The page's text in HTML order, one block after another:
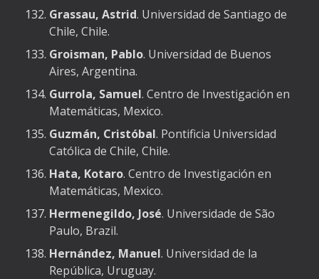
Grassau, Astrid. Universidad de Santiago de
Chile, Chile.
Groisman, Pablo. Universidad de Buenos
Aires, Argentina.
Gurrola, Samuel. Centro de Investigación en
Matemáticas, Mexico.
Guzmán, Cristóbal. Pontificia Universidad
Católica de Chile, Chile.
Hata, Kotaro. Centro de Investigación en
Matemáticas, Mexico.
Hermenegildo, José. Universidade de São
Paulo, Brazil.
Hernández, Manuel. Universidad de la
República, Uruguay.